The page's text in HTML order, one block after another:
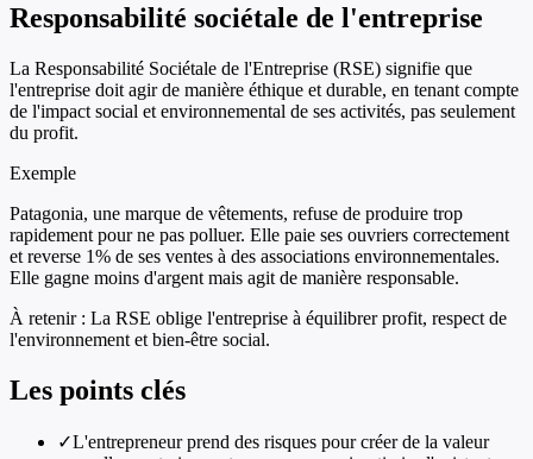
Responsabilité sociétale de l'entreprise
La Responsabilité Sociétale de l'Entreprise (RSE) signifie que
l'entreprise doit agir de manière éthique et durable, en tenant compte
de l'impact social et environnemental de ses activités, pas seulement
du profit.
Exemple
Patagonia, une marque de vêtements, refuse de produire trop
rapidement pour ne pas polluer. Elle paie ses ouvriers correctement
et reverse 1% de ses ventes à des associations environnementales.
Elle gagne moins d'argent mais agit de manière responsable.
À retenir : La RSE oblige l'entreprise à équilibrer profit, respect de
l'environnement et bien-être social.
Les points clés
✓L'entrepreneur prend des risques pour créer de la valeur